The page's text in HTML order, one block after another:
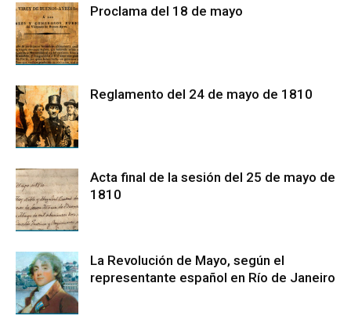
Proclama del 18 de mayo
Reglamento del 24 de mayo de 1810
Acta final de la sesión del 25 de mayo de
1810
La Revolución de Mayo, según el
representante español en Río de Janeiro